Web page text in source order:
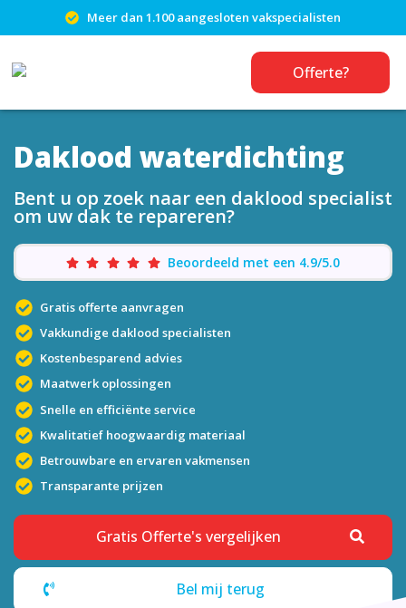
Meer dan 1.100 aangesloten vakspecialisten
Offerte?
Daklood waterdichting
Bent u op zoek naar een daklood specialist
om uw dak te repareren?
Beoordeeld met een 4.9/5.0
Gratis offerte aanvragen
Vakkundige daklood specialisten
Kostenbesparend advies
Maatwerk oplossingen
Snelle en efficiënte service
Kwalitatief hoogwaardig materiaal
Betrouwbare en ervaren vakmensen
Transparante prijzen
Gratis Offerte's vergelijken
Bel mij terug